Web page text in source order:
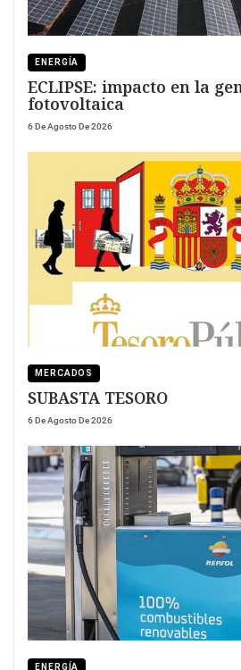
ENERGÍA
ECLIPSE: impacto en la
fotovoltaica
6 De Agosto De 2026
MERCADOS
SUBASTA TESORO
6 De Agosto De 2026
ENERGÍA